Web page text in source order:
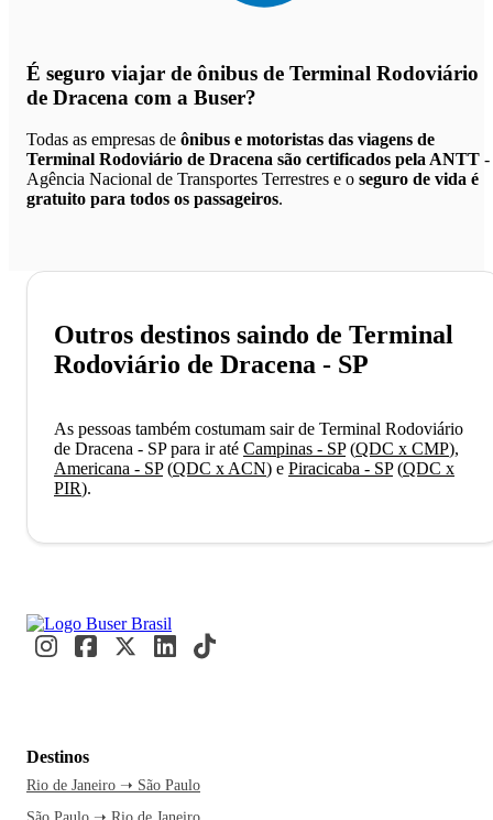
É seguro viajar de ônibus de Terminal Rodoviário
de Dracena com a Buser?
Todas as empresas de ônibus e motoristas das viagens de
Terminal Rodoviário de Dracena são certificados pela ANTT -
Agência Nacional de Transportes Terrestres e o seguro de vida é
gratuito para todos os passageiros.
Outros destinos saindo de Terminal
Rodoviário de Dracena - SP
As pessoas também costumam sair de Terminal Rodoviário
de Dracena - SP para ir até Campinas - SP(QDC x CMP),
Americana - SP(QDC x ACN) e Piracicaba - SP(QDC x
PIR).
Destinos
Rio de Janeiro ➝ São Paulo